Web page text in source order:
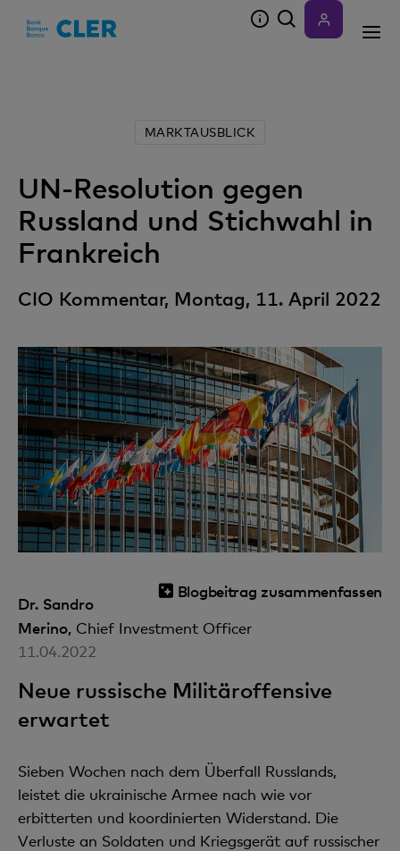
MARKTAUSBLICK
UN-Resolution gegen
Russland und Stichwahl in
Frankreich
CIO Kommentar, Montag, 11. April 2022
Blogbeitrag zusammenfassen
Dr. Sandro
Merino, Chief Investment Officer
11.04.2022
Neue russische Militäroffensive
erwartet
Sieben Wochen nach dem Überfall Russlands,
leistet die ukrainische Armee nach wie vor
erbitterten und koordinierten Widerstand. Die
Verluste an Soldaten und Kriegsgerät auf russischer